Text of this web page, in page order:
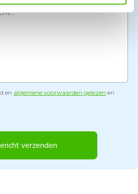
en algemene voorwaarden gelezen en
verzenden